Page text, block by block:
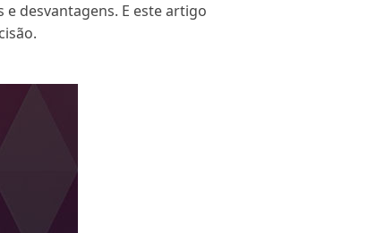
e desvantagens. E este artigo